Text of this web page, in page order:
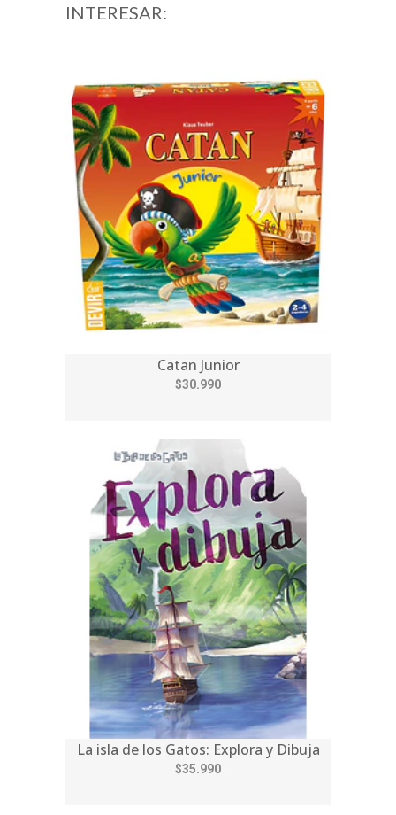
INTERESAR:
Catan Junior
$30.990
La isla de los Gatos: Explora y Dibuja
$35.990